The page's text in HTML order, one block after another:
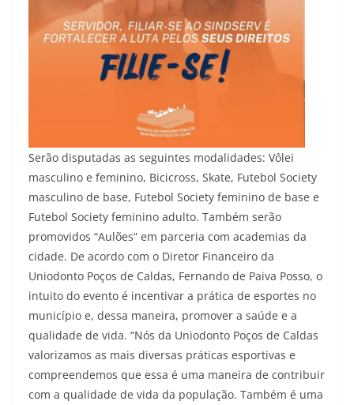
Serão disputadas as seguintes modalidades: Vôlei
masculino e feminino, Bicicross, Skate, Futebol Society
masculino de base, Futebol Society feminino de base e
Futebol Society feminino adulto. Também serão
promovidos “Aulões” em parceria com academias da
cidade. De acordo com o Diretor Financeiro da
Uniodonto Poços de Caldas, Fernando de Paiva Posso, o
intuito do evento é incentivar a prática de esportes no
município e, dessa maneira, promover a saúde e a
qualidade de vida. “Nós da Uniodonto Poços de Caldas
valorizamos as mais diversas práticas esportivas e
compreendemos que essa é uma maneira de contribuir
com a qualidade de vida da população. Também é uma